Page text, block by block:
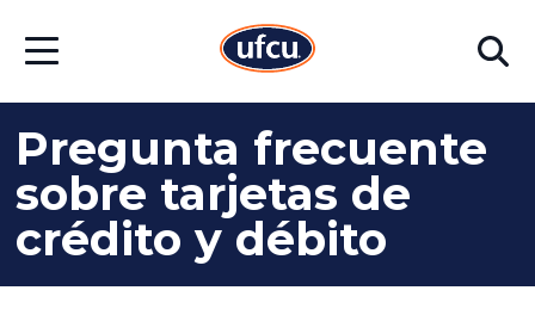
contenido
contenido
de
página
Abrir
Buscar
Pregunta frecuente
sobre tarjetas de
crédito y débito